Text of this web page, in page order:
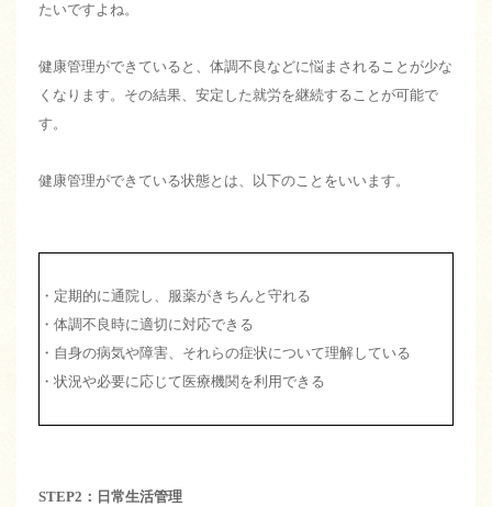
たいですよね。
健康管理ができていると、体調不良などに悩まされることが少な
くなります。その結果、安定した就労を継続することが可能で
す。
健康管理ができている状態とは、以下のことをいいます。
・定期的に通院し、服薬がきちんと守れる
・体調不良時に適切に対応できる
・自身の病気や障害、それらの症状について理解している
・状況や必要に応じて医療機関を利用できる
STEP2：日常生活管理